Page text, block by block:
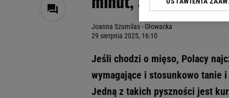
Joanna Szumilas - Głowacka
29 sierpnia 2025, 16:10
Jeśli chodzi o mięso, Polacy
wymagające i stosunkowo tanie
Jedną z takich pyszności jest
Klikając „Akceptuję”
dotyczące plików
odnośnik „Ustawienia
My, nasi Zaufani
Użycie dokładnych
Przechowywanie